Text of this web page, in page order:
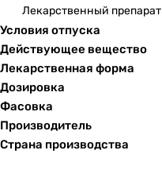
Лекарственный препарат
Условия отпуска
Действующее вещество
Лекарственная форма
Дозировка
Фасовка
Производитель
Страна производства